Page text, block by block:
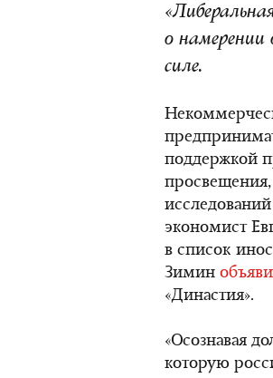
о намерении
силе.
поддержкой
экономист
в список
Зимин
«Династия».
«Осознавая
которую